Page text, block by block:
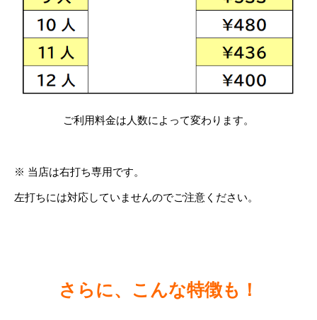
ご利用料金は人数によって変わります。
※ 当店は右打ち専用です。
左打ちには対応していませんのでご注意ください。
さらに、こんな特徴も！